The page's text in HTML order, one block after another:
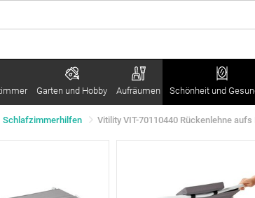
Garten und Hobby Aufräumen Schönheit und
Schlafzimmerhilfen Vitility VIT-70110440 Rückenlehne aufs